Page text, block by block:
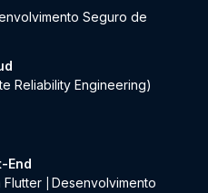
Seguro de
Reliability Engineering)
End
Flutter
Desenvolvimento